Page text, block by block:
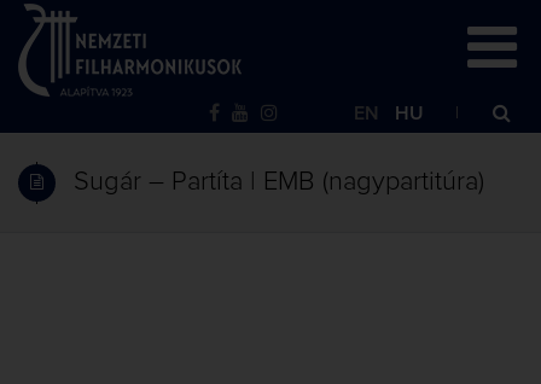
EN HU
Sugár – Partíta | EMB (nagypartitúra)